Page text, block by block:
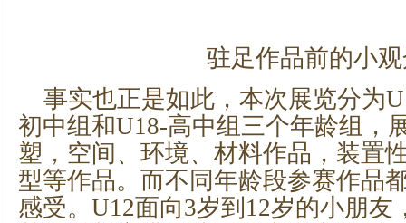
驻足作品前的小
事实也正是如此，本次展览分为
初中组和U18-高中组三个年龄组，
塑，空间、环境、材料作品，装置
型等作品。而不同年龄段参赛作品
感受。U12面向3岁到12岁的小朋友